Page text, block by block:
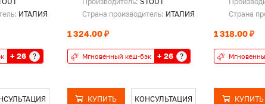
ИТАЛИЯ
+ 26 ?
Страна производитель: ИТАЛИЯ
1 324.00 ₽
Мгновенный кеш-бэк + 26 ?
КУПИТЬ КОНСУЛЬТАЦИЯ
Страна
1 318.00 ₽
КУПИТЬ